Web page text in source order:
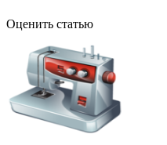
Оценить статью